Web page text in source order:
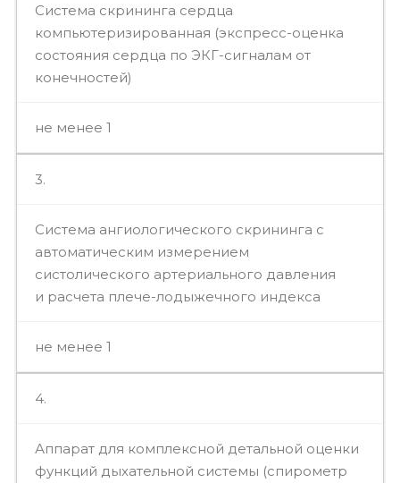
Система скрининга сердца
компьютеризированная (экспресс-оценка
состояния сердца по ЭКГ-сигналам от
конечностей)
не менее 1
3.
Система ангиологического скрининга с
автоматическим измерением
систолического артериального давления
и расчета плече-лодыжечного индекса
не менее 1
4.
Аппарат для комплексной детальной оценки
функций дыхательной системы (спирометр